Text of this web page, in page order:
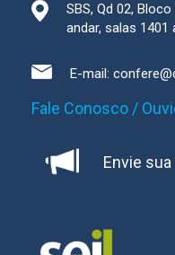
SBS, Qd 02,
andar, salas 1401
E-mail:
Fale Conosco /
Envie